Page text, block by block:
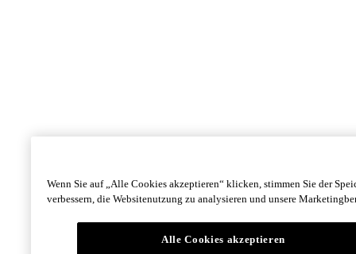
Wenn Sie auf „Alle Cookies akzeptieren“ klicken, stimmen Sie der
verbessern, die Websitenutzung zu analysieren und unsere
Alle Cookies akzeptieren